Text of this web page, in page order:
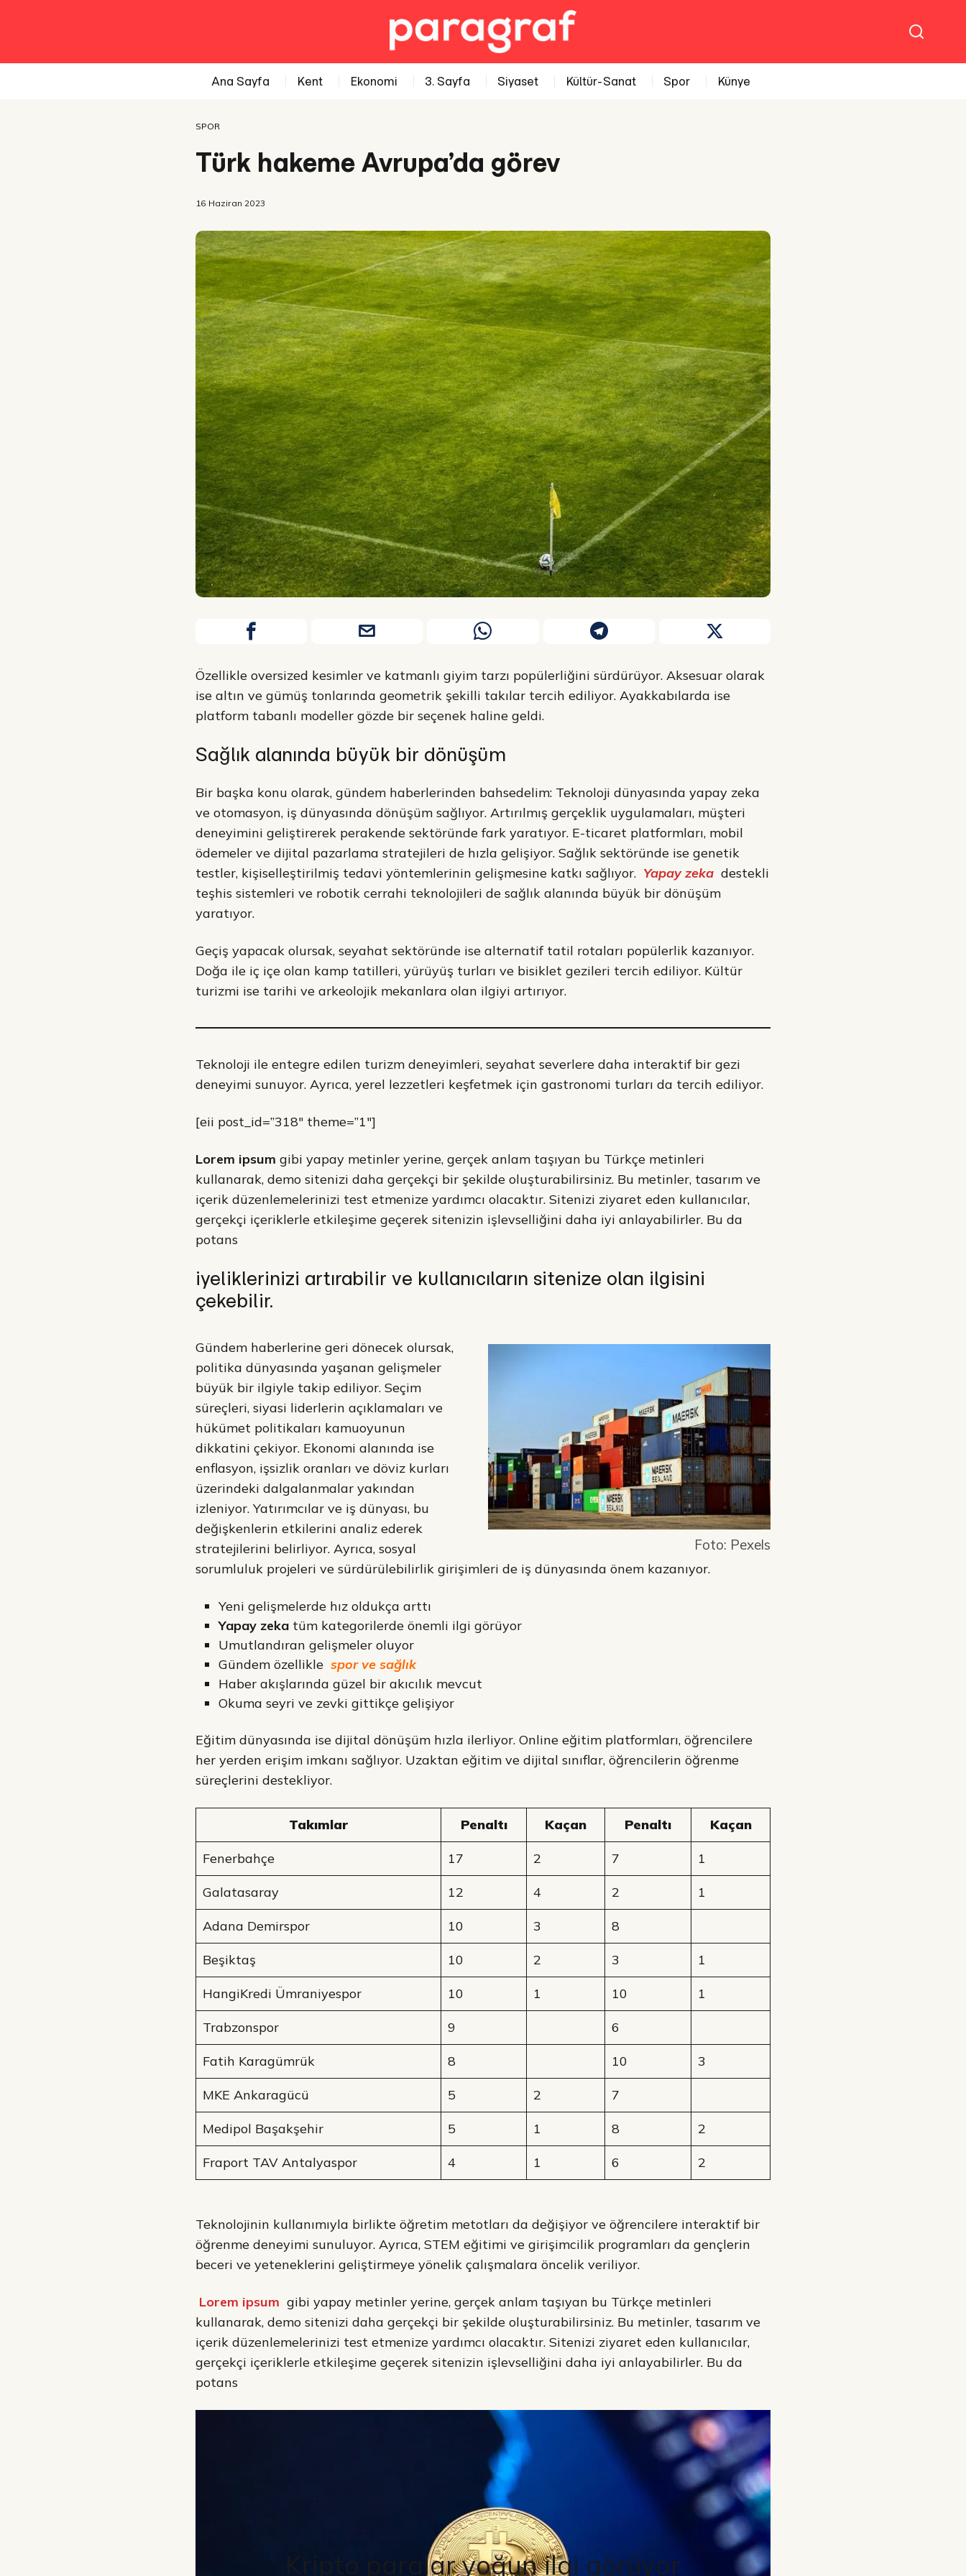
Ana Sayfa Kent Ekonomi 3. Sayfa Siyaset Kültür-Sanat Spor Künye
SPOR
Türk hakeme Avrupa’da görev
16 Haziran 2023
Özellikle oversized kesimler ve katmanlı giyim tarzı popülerliğini sürdürüyor. Aksesuar olarak
ise altın ve gümüş tonlarında geometrik şekilli takılar tercih ediliyor. Ayakkabılarda ise
platform tabanlı modeller gözde bir seçenek haline geldi.
Sağlık alanında büyük bir dönüşüm
Bir başka konu olarak, gündem haberlerinden bahsedelim: Teknoloji dünyasında yapay zeka
ve otomasyon, iş dünyasında dönüşüm sağlıyor. Artırılmış gerçeklik uygulamaları, müşteri
deneyimini geliştirerek perakende sektöründe fark yaratıyor. E-ticaret platformları, mobil
ödemeler ve dijital pazarlama stratejileri de hızla gelişiyor. Sağlık sektöründe ise genetik
testler, kişiselleştirilmiş tedavi yöntemlerinin gelişmesine katkı sağlıyor. Yapay zeka destekli
teşhis sistemleri ve robotik cerrahi teknolojileri de sağlık alanında büyük bir dönüşüm
yaratıyor.
Geçiş yapacak olursak, seyahat sektöründe ise alternatif tatil rotaları popülerlik kazanıyor.
Doğa ile iç içe olan kamp tatilleri, yürüyüş turları ve bisiklet gezileri tercih ediliyor. Kültür
turizmi ise tarihi ve arkeolojik mekanlara olan ilgiyi artırıyor.
Teknoloji ile entegre edilen turizm deneyimleri, seyahat severlere daha interaktif bir gezi
deneyimi sunuyor. Ayrıca, yerel lezzetleri keşfetmek için gastronomi turları da tercih ediliyor.
[eii post_id=”318″ theme=”1″]
Lorem ipsum gibi yapay metinler yerine, gerçek anlam taşıyan bu Türkçe metinleri
kullanarak, demo sitenizi daha gerçekçi bir şekilde oluşturabilirsiniz. Bu metinler, tasarım ve
içerik düzenlemelerinizi test etmenize yardımcı olacaktır. Sitenizi ziyaret eden kullanıcılar,
gerçekçi içeriklerle etkileşime geçerek sitenizin işlevselliğini daha iyi anlayabilirler. Bu da
potans
iyeliklerinizi artırabilir ve kullanıcıların sitenize olan ilgisini
çekebilir.
Foto: Pexels
Gündem haberlerine geri dönecek olursak,
politika dünyasında yaşanan gelişmeler
büyük bir ilgiyle takip ediliyor. Seçim
süreçleri, siyasi liderlerin açıklamaları ve
hükümet politikaları kamuoyunun
dikkatini çekiyor. Ekonomi alanında ise
enflasyon, işsizlik oranları ve döviz kurları
üzerindeki dalgalanmalar yakından
izleniyor. Yatırımcılar ve iş dünyası, bu
değişkenlerin etkilerini analiz ederek
stratejilerini belirliyor. Ayrıca, sosyal
sorumluluk projeleri ve sürdürülebilirlik girişimleri de iş dünyasında önem kazanıyor.
Yeni gelişmelerde hız oldukça arttı
Yapay zekatüm kategorilerde önemli ilgi görüyor
Umutlandıran gelişmeler oluyor
Gündem özellikle spor ve sağlık
Haber akışlarında güzel bir akıcılık mevcut
Okuma seyri ve zevki gittikçe gelişiyor
Eğitim dünyasında ise dijital dönüşüm hızla ilerliyor. Online eğitim platformları, öğrencilere
her yerden erişim imkanı sağlıyor. Uzaktan eğitim ve dijital sınıflar, öğrencilerin öğrenme
süreçlerini destekliyor.
Takımlar Penaltı Kaçan Penaltı Kaçan
Fenerbahçe 17 2 7 1
Galatasaray 12 4 2 1
Adana Demirspor 10 3 8
Beşiktaş 10 2 3 1
HangiKredi Ümraniyespor 10 1 10 1
Trabzonspor 9 6
Fatih Karagümrük 8 10 3
MKE Ankaragücü 5 2 7
Medipol Başakşehir 5 1 8 2
Fraport TAV Antalyaspor 4 1 6 2
Teknolojinin kullanımıyla birlikte öğretim metotları da değişiyor ve öğrencilere interaktif bir
öğrenme deneyimi sunuluyor. Ayrıca, STEM eğitimi ve girişimcilik programları da gençlerin
beceri ve yeteneklerini geliştirmeye yönelik çalışmalara öncelik veriliyor.
Lorem ipsum gibi yapay metinler yerine, gerçek anlam taşıyan bu Türkçe metinleri
kullanarak, demo sitenizi daha gerçekçi bir şekilde oluşturabilirsiniz. Bu metinler, tasarım ve
içerik düzenlemelerinizi test etmenize yardımcı olacaktır. Sitenizi ziyaret eden kullanıcılar,
gerçekçi içeriklerle etkileşime geçerek sitenizin işlevselliğini daha iyi anlayabilirler. Bu da
potans
Kripto paralar yoğun ilgi görüyor